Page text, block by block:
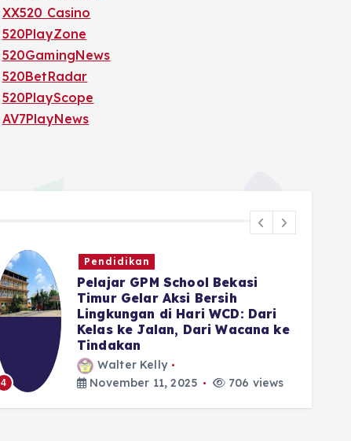
XX520 Casino
520PlayZone
520GamingNews
520BetRadar
520PlayScope
AV7PlayNews
4
Pendidikan
Pelajar GPM School Bekasi
Timur Gelar Aksi Bersih
Lingkungan di Hari WCD: Dari
Kelas ke Jalan, Dari Wacana ke
Tindakan
Walter Kelly
November 11, 2025
706 views